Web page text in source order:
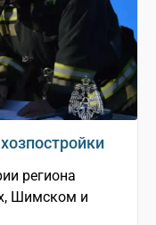
региона
Шимском и